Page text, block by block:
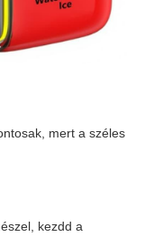
mert a széles
kezdd a